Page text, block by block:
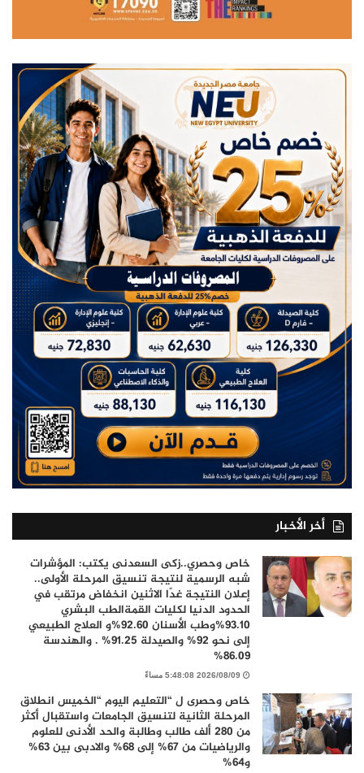
أخر الأخبار
خاص وحصري..زكى السعدنى يكتب: المؤشرات
شبه الرسمية لنتيجة تنسيق المرحلة الأولى..
إعلان النتيجة غدًا الاثنين انخفاض مرتقب في
الحدود الدنيا لكليات القمةالطب البشري
93.10%وطب الأسنان 92.60%و العلاج الطبيعي
إلى نحو 92% والصيدلة 91.25% . والهندسة
86.09%
2026/08/09 5:48:08 مساءً
خاص وحصرى ل “التعليم اليوم “الخميس انطلاق
المرحلة الثانية لتنسيق الجامعات واستقبال أكثر
من 280 ألف طالب وطالبة والحد الأدنى للعلوم
والرياضيات من 67% إلى 68% والادبى بين 63%
و64%